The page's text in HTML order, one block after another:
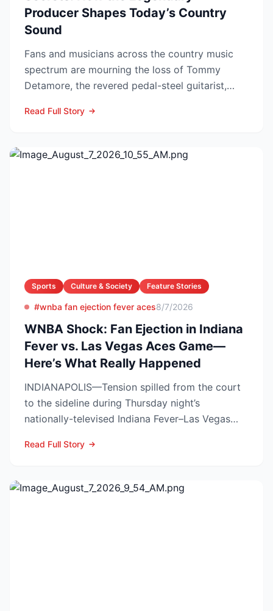
Producer Shapes Today’s Country
Sound
Fans and musicians across the country music
spectrum are mourning the loss of Tommy
Detamore, the revered pedal-steel guitarist,
Read Full Story
Sports Culture & Society Feature Stories
#wnba fan ejection fever aces8/7/2026
WNBA Shock: Fan Ejection in Indiana
Fever vs. Las Vegas Aces Game—
Here’s What Really Happened
INDIANAPOLIS—Tension spilled from the court
to the sideline during Thursday night’s
nationally-televised Indiana Fever–Las Vegas
Read Full Story